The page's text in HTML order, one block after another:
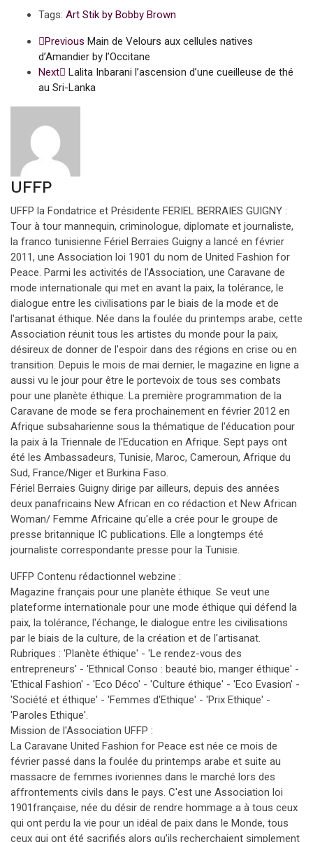
Tags: Art Stik by Bobby Brown
Previous Main de Velours aux cellules natives
d’Amandier by l’Occitane
Next
Lalita Inbarani l’ascension d’une cueilleuse de thé
au Sri-Lanka
UFFP
UFFP la Fondatrice et Présidente FERIEL BERRAIES GUIGNY :
Tour à tour mannequin, criminologue, diplomate et journaliste,
la franco tunisienne Fériel Berraies Guigny a lancé en février
2011, une Association loi 1901 du nom de United Fashion for
Peace. Parmi les activités de l'Association, une Caravane de
mode internationale qui met en avant la paix, la tolérance, le
dialogue entre les civilisations par le biais de la mode et de
l'artisanat éthique. Née dans la foulée du printemps arabe, cette
Association réunit tous les artistes du monde pour la paix,
désireux de donner de l'espoir dans des régions en crise ou en
transition. Depuis le mois de mai dernier, le magazine en ligne a
aussi vu le jour pour être le portevoix de tous ses combats
pour une planète éthique. La première programmation de la
Caravane de mode se fera prochainement en février 2012 en
Afrique subsaharienne sous la thématique de l'éducation pour
la paix à la Triennale de l'Education en Afrique. Sept pays ont
été les Ambassadeurs, Tunisie, Maroc, Cameroun, Afrique du
Sud, France/Niger et Burkina Faso.
Fériel Berraies Guigny dirige par ailleurs, depuis des années
deux panafricains New African en co rédaction et New African
Woman/ Femme Africaine qu'elle a crée pour le groupe de
presse britannique IC publications. Elle a longtemps été
journaliste correspondante presse pour la Tunisie.
UFFP Contenu rédactionnel webzine :
Magazine français pour une planète éthique. Se veut une
plateforme internationale pour une mode éthique qui défend la
paix, la tolérance, l'échange, le dialogue entre les civilisations
par le biais de la culture, de la création et de l'artisanat.
Rubriques : 'Planète éthique' - 'Le rendez-vous des
entrepreneurs' - 'Ethnical Conso : beauté bio, manger éthique' -
'Ethical Fashion' - 'Eco Déco' - 'Culture éthique' - 'Eco Evasion' -
'Société et éthique' - 'Femmes d'Ethique' - 'Prix Ethique' -
'Paroles Ethique'.
Mission de l'Association UFFP :
La Caravane United Fashion for Peace est née ce mois de
février passé dans la foulée du printemps arabe et suite au
massacre de femmes ivoriennes dans le marché lors des
affrontements civils dans le pays. C'est une Association loi
1901française, née du désir de rendre hommage a à tous ceux
qui ont perdu la vie pour un idéal de paix dans le Monde, tous
ceux qui ont été sacrifiés alors qu’ils recherchaient simplement